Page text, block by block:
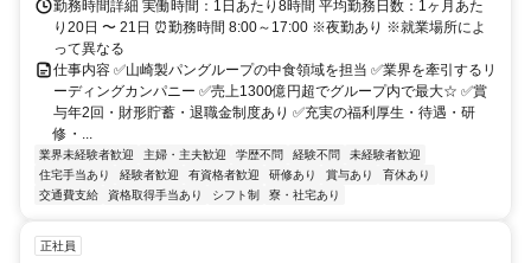
勤務時間詳細 実働時間：1日あたり8時間 平均勤務日数：1ヶ月あた
り20日 〜 21日 ⏰勤務時間 8:00～17:00 ※夜勤あり ※就業場所によ
って異なる
仕事内容 ✅山崎製パングループの中食領域を担当 ✅業界を牽引するリ
ーディングカンパニー ✅売上1300億円超でグループ内で最大☆ ✅賞
与年2回・財形貯蓄・退職金制度あり ✅充実の福利厚生・待遇・研
修・...
業界未経験者歓迎 主婦・主夫歓迎 学歴不問 経験不問
未経験者歓迎
住宅手当あり
経験者歓迎 有資格者歓迎 研修あり 賞与あり
育休あり
交通費支給
資格取得手当あり シフト制 寮・社宅あり
正社員